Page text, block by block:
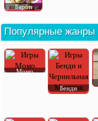
Барби
Популярные жанры
Момо
Бенди